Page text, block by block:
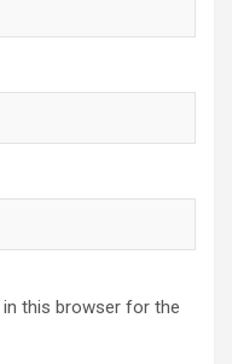
in this browser for the